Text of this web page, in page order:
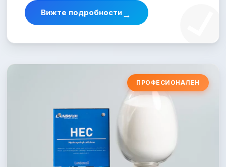
Вижте подробности→
ПРОФЕСИОНАЛЕН